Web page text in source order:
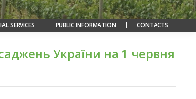
SERVICES PUBLIC INFORMATION CONTACTS
України на 1 червня